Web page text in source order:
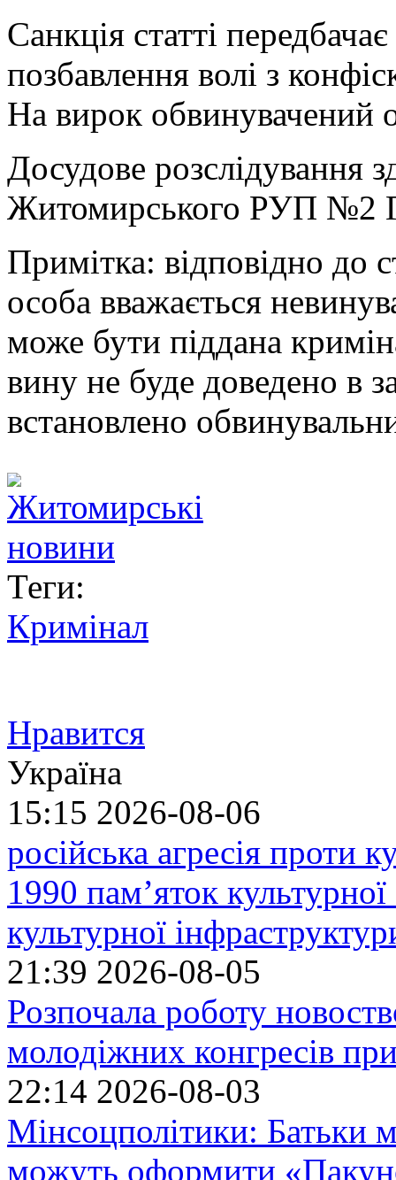
Санкція статті
позбавлення волі з
На вирок обвинувачений
Досудове розслідування
Житомирського РУП №2
Примітка: відповідно до
особа вважається
може бути піддана
вину не буде доведено в
встановлено
Теги:
Кримінал
Нравится
Україна
15:15 2026-08-06
російська агресія проти
1990 пам’яток
культурної
21:39 2026-08-05
Розпочала роботу
молодіжних конгресів
22:14 2026-08-03
Мінсоцполітики: Батьки
можуть оформити